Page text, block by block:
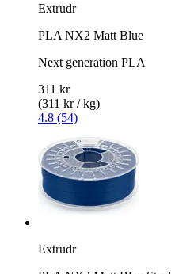
Extrudr
PLA NX2 Matt Blue
Next generation PLA
311 kr
(311 kr / kg)
4.8 (54)
Extrudr